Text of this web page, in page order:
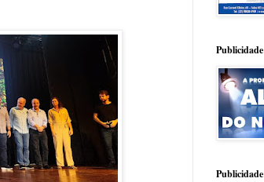
Publicidade
Publicidade